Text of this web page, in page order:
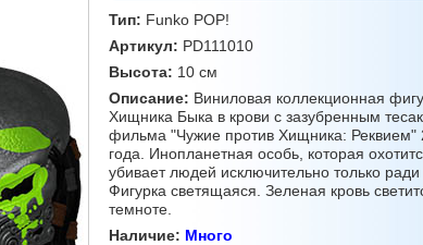
Тип: Funko POP!
Артикул: PD111010
Высота: 10 см
Описание: Виниловая коллекционная
Хищника Быка в крови с зазубренным
фильма "Чужие против Хищника: Реквием"
года. Инопланетная особь, которая
убивает людей исключительно только
Фигурка светящаяся. Зеленая кровь
темноте.
Наличие: Много